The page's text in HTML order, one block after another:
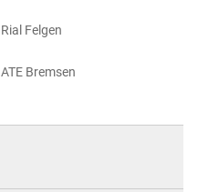
Rial Felgen
ATE Bremsen